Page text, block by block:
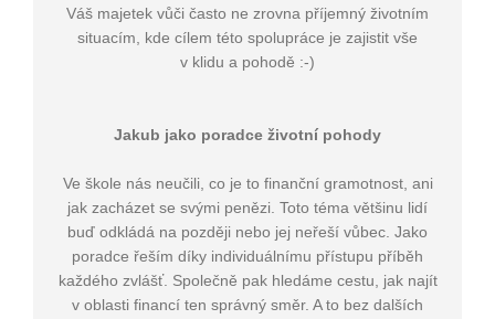
Váš majetek vůči často ne zrovna příjemný životním
situacím, kde cílem této spolupráce je zajistit vše
v klidu a pohodě :-)
Jakub jako poradce životní pohody
Ve škole nás neučili, co je to finanční gramotnost, ani
jak zacházet se svými penězi. Toto téma většinu lidí
buď odkládá na později nebo jej neřeší vůbec. Jako
poradce řeším díky individuálnímu přístupu příběh
každého zvlášť. Společně pak hledáme cestu, jak najít
v oblasti financí ten správný směr. A to bez dalších